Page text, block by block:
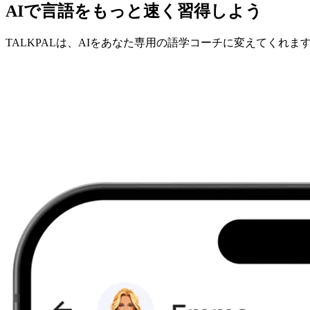
AIで言語をもっと速く習得しよう
TALKPALは、AIをあなた専用の語学コーチに変えてくれま